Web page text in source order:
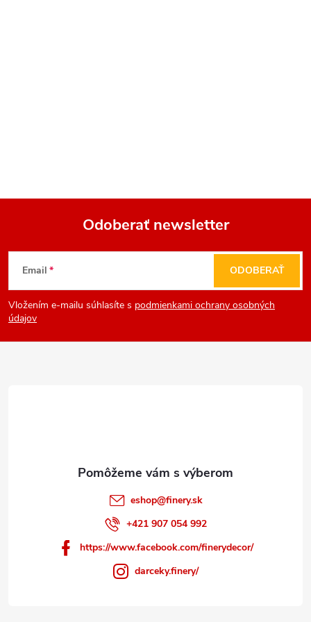
Z
á
p
Odoberať newsletter
Email
Vložením e-mailu súhlasíte s podmienkami ochrany osobných
údajov
ODOBERAŤ
eshop@finery.sk
+421 907 054 992
https://www.facebook.com/finerydecor/
darceky.finery/